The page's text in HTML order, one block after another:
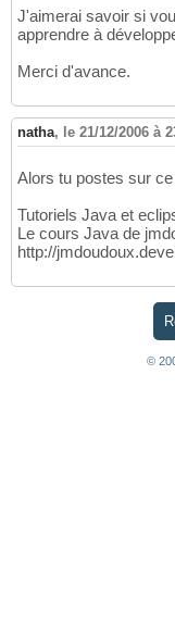
J'aimerai savoir si
apprendre à
Merci d'avance.
natha, le 21/12/2006 à
Alors tu postes sur
Tutoriels Java et
Le cours Java de
http://
©